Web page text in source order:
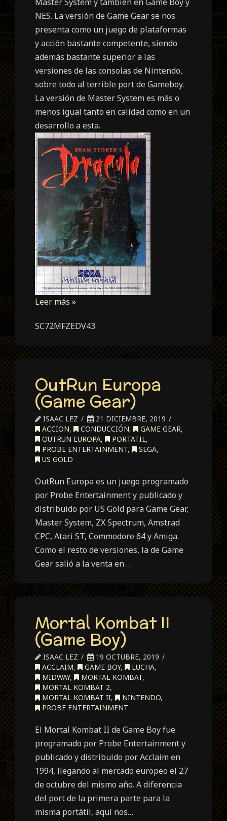
NES. La versión de Game Gear se nos
presenta como un juego de plataformas
y acción bastante competente, siendo
además bastante superior a las
versiones de las consolas de Nintendo,
sobre todo al terrible port de Gameboy.
La versión de Master System es más o
menos igual tanto en calidad como en un
desarrollo a esta.
Leer más »
SC72MFZEDV43
OutRun Europa
(Game Gear)
ISAAC LEZ
21 DICIEMBRE, 2019
ACCION, CONDUCCIÓN, GAME GEAR,
OUTRUN EUROPA, PORTATIL,
PROBE ENTERTAINMENT, SEGA,
US GOLD
OutRun Europa es un juego programado
por Probe Entertainment y publicado y
distribuido por US Gold para Game Gear,
Master System, ZX Spectrum, Amstrad
CPC, Atari ST, Commodore 64 y Amiga.
Como el resto de versiones, la de Game
Gear salió a la venta en …
Mortal Kombat II
(Game Boy)
ISAAC LEZ
19 OCTUBRE, 2019
ACCLAIM, GAME BOY, LUCHA,
MIDWAY, MORTAL KOMBAT,
MORTAL KOMBAT 2,
MORTAL KOMBAT II, NINTENDO,
PROBE ENTERTAINMENT
El Mortal Kombat II de Game Boy fue
programado por Probe Entertainment y
publicado y distribuido por Acclaim en
1994, llegando al mercado europeo el 27
de octubre del mismo año. A diferencia
del port de la primera parte para la
misma portátil, aquí nos…